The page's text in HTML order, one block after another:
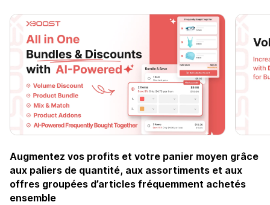
Augmentez vos profits et votre panier moyen grâce
aux paliers de quantité, aux assortiments et aux
offres groupées d’articles fréquemment achetés
ensemble